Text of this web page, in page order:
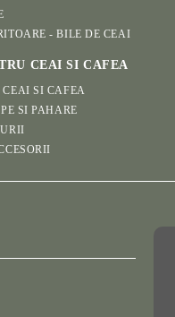
- BILE DE CEAI
CEAI SI CAFEA
CEAI SI CAFEA
SI PAHARE